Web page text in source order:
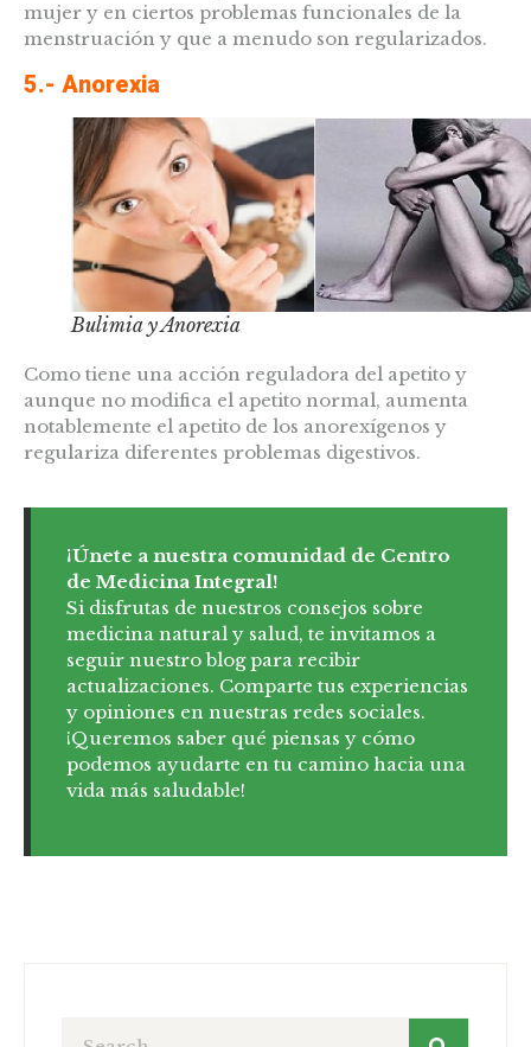
mujer y en ciertos problemas funcionales de la
menstruación y que a menudo son regularizados.
5.- Anorexia
Bulimia y Anorexia
Como tiene una acción reguladora del apetito y
aunque no modifica el apetito normal, aumenta
notablemente el apetito de los anorexígenos y
regulariza diferentes problemas digestivos.
¡Únete a nuestra comunidad de Centro
de Medicina Integral!
Si disfrutas de nuestros consejos sobre
medicina natural y salud, te invitamos a
seguir nuestro blog para recibir
actualizaciones. Comparte tus experiencias
y opiniones en nuestras redes sociales.
¡Queremos saber qué piensas y cómo
podemos ayudarte en tu camino hacia una
vida más saludable!